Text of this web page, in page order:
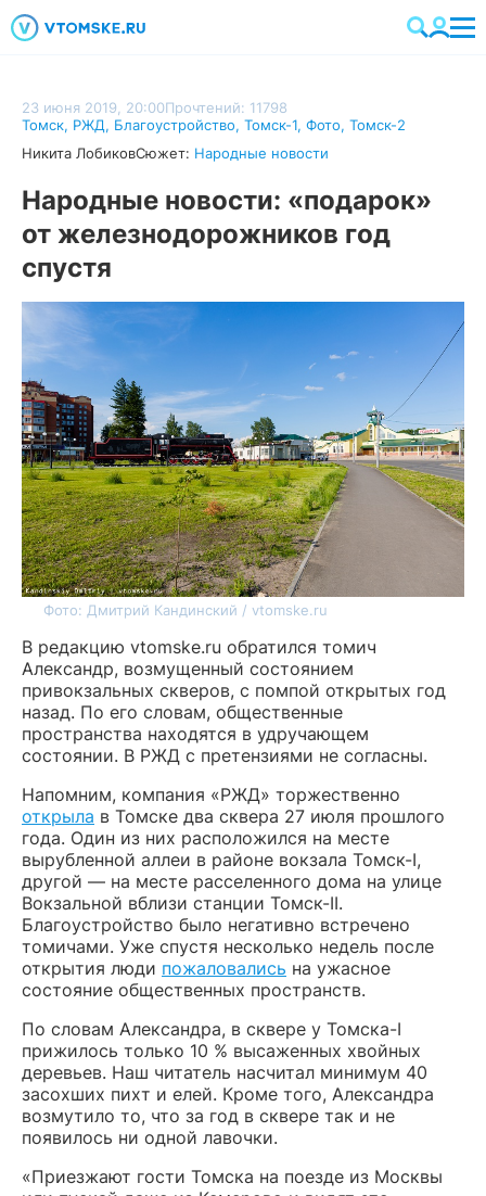
23 июня 2019, 20:00Прочтений: 11798
Томск, РЖД, Благоустройство, Томск-1, Фото, Томск-2
Никита ЛобиковСюжет: Народные новости
Народные новости: «подарок»
от железнодорожников год
спустя
Фото: Дмитрий Кандинский / vtomske.ru
В редакцию vtomske.ru обратился томич
Александр, возмущенный состоянием
привокзальных скверов, с помпой открытых год
назад. По его словам, общественные
пространства находятся в удручающем
состоянии. В РЖД с претензиями не согласны.
Напомним, компания «РЖД» торжественно
открыла в Томске два сквера 27 июля прошлого
года. Один из них расположился на месте
вырубленной аллеи в районе вокзала Томск-I,
другой — на месте расселенного дома на улице
Вокзальной вблизи станции Томск-II.
Благоустройство было негативно встречено
томичами. Уже спустя несколько недель после
открытия люди пожаловались на ужасное
состояние общественных пространств.
По словам Александра, в сквере у Томска-I
прижилось только 10 % высаженных хвойных
деревьев. Наш читатель насчитал минимум 40
засохших пихт и елей. Кроме того, Александра
возмутило то, что за год в сквере так и не
появилось ни одной лавочки.
«Приезжают гости Томска на поезде из Москвы